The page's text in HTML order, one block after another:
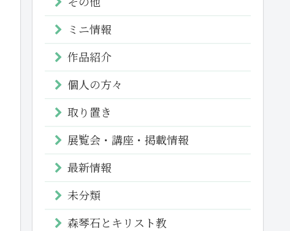
ミニ情報
作品紹介
個人の方々
取り置き
展覧会・講座・掲載情報
最新情報
未分類
森琴石とキリスト教